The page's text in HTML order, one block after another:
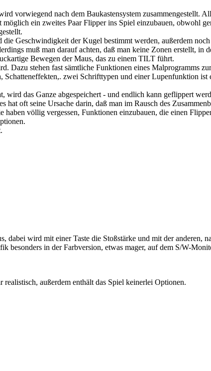
nach dem Baukastensystem zusammengestellt.
ein zweites Paar Flipper ins Spiel einzubauen, obwohl
Geschwindigkeit der Kugel bestimmt werden, außerdem
muß man darauf achten, daß man keine Zonen erstellt, in
Bewegen der Maus, das zu einem TILT führt.
Dazu stehen fast sämtliche Funktionen eines Malprogramms
zwei Schrifttypen und einer Lupenfunktion ist
das Ganze abgespeichert - und endlich kann geflippert
oft seine Ursache darin, daß man im Rausch des
haben völlig vergessen, Funktionen einzubauen, die einen
wird mit einer Taste die Stoßstärke und mit der anderen,
in der Farbversion, etwas mager, auf dem S/W-
außerdem enthält das Spiel keinerlei Optionen.